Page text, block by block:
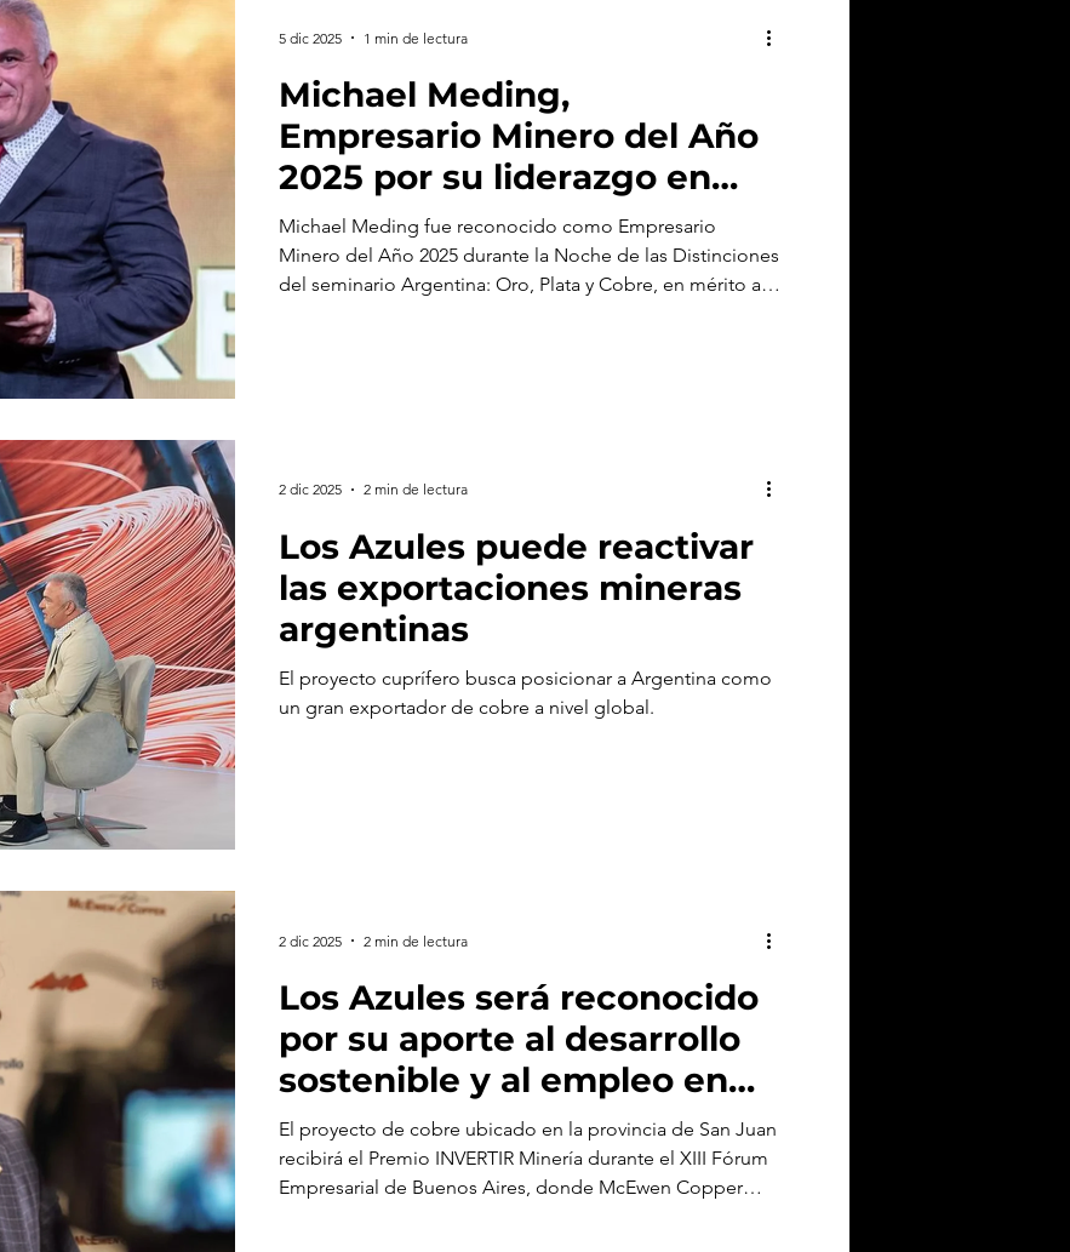
Michael Meding,
Empresario Minero del Año
2025 por su liderazgo en
Los Azules
Michael Meding fue reconocido como Empresario
Minero del Año 2025 durante la Noche de las Distinciones
del seminario Argentina: Oro, Plata y Cobre, en mérito a
5 dic 2025 1 min de lectura
Los Azules puede reactivar
las exportaciones mineras
argentinas
El proyecto cuprífero busca posicionar a Argentina como
un gran exportador de cobre a nivel global.
2 dic 2025 2 min de lectura
Los Azules será reconocido
por su aporte al desarrollo
sostenible y al empleo en
Argentina
El proyecto de cobre ubicado en la provincia de San Juan
recibirá el Premio INVERTIR Minería durante el XIII Fórum
Empresarial de Buenos Aires, donde McEwen Copper
2 dic 2025 2 min de lectura